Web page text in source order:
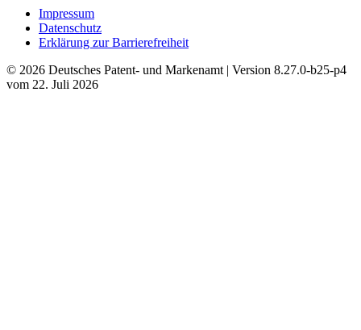
Impressum
Datenschutz
Erklärung zur Barrierefreiheit
© 2026 Deutsches Patent- und Markenamt | Version 8.27.0-b25-p4
vom 22. Juli 2026